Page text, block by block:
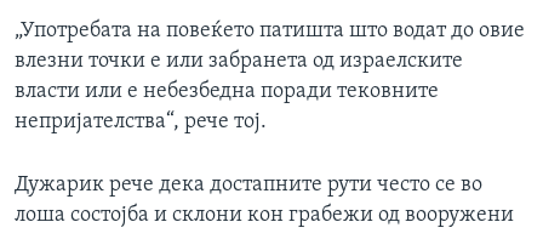
„Употребата на повеќето патишта што водат до овие
влезни точки е или забранета од израелските
власти или е небезбедна поради тековните
непријателства“, рече тој.
Дужарик рече дека достапните рути често се во
лоша состојба и склони кон грабежи од вооружени